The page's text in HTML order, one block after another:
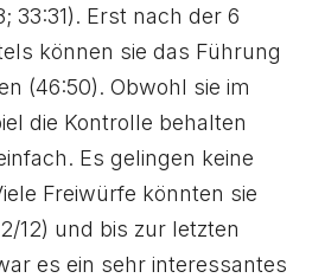
33:31). Erst nach der 6
können sie das Führung
(46:50). Obwohl sie im
die Kontrolle behalten
Es gelingen keine
Freiwürfe könnten sie
12) und bis zur letzten
es ein sehr interessantes